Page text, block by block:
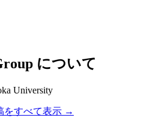
について
University
をすべて表示 →